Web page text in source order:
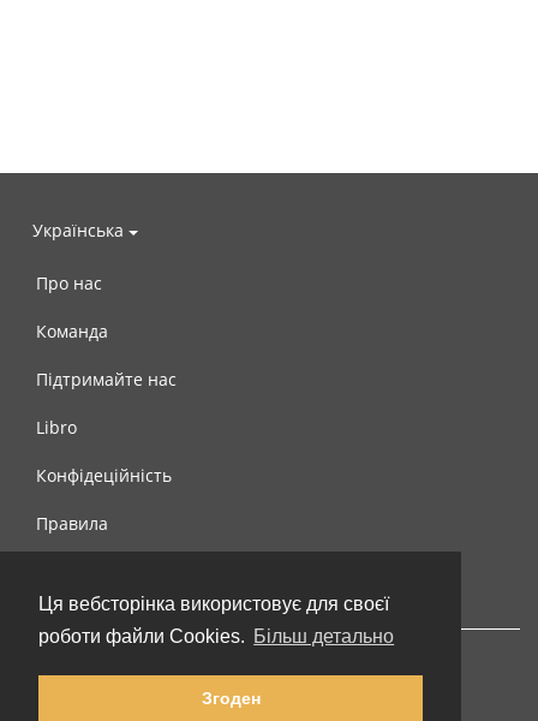
Ця вебсторінка використовує для своєї
роботи файли Cookies. Більш детально
Згоден
Українська
Про нас
Команда
Підтримайте нас
Libro
Конфідеційність
Правила